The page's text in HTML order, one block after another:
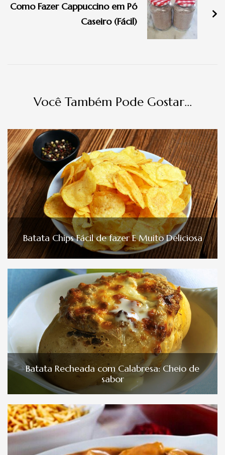
Como Fazer Cappuccino em Pó
Caseiro (Fácil)
Você Também Pode Gostar...
Batata Chips Fácil de fazer E Muito Deliciosa
Batata Recheada com Calabresa: Cheio de
sabor